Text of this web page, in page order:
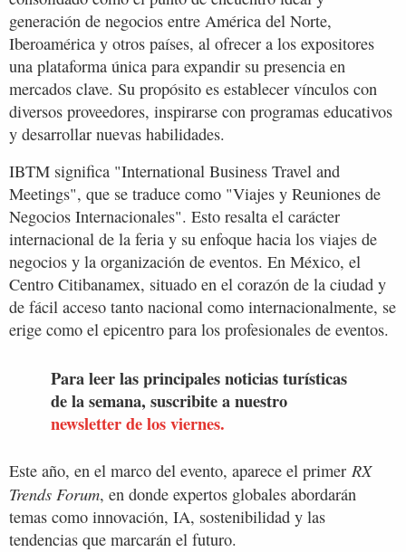
generación de negocios entre América del Norte,
Iberoamérica y otros países, al ofrecer a los expositores
una plataforma única para expandir su presencia en
mercados clave. Su propósito es establecer vínculos con
diversos proveedores, inspirarse con programas educativos
y desarrollar nuevas habilidades.
IBTM significa "International Business Travel and
Meetings", que se traduce como "Viajes y Reuniones de
Negocios Internacionales". Esto resalta el carácter
internacional de la feria y su enfoque hacia los viajes de
negocios y la organización de eventos. En México, el
Centro Citibanamex, situado en el corazón de la ciudad y
de fácil acceso tanto nacional como internacionalmente, se
erige como el epicentro para los profesionales de eventos.
Para leer las principales noticias turísticas
de la semana, suscribite a nuestro
newsletter de los viernes.
Este año, en el marco del evento, aparece el primer RX
Trends Forum, en donde expertos globales abordarán
temas como innovación, IA, sostenibilidad y las
tendencias que marcarán el futuro.